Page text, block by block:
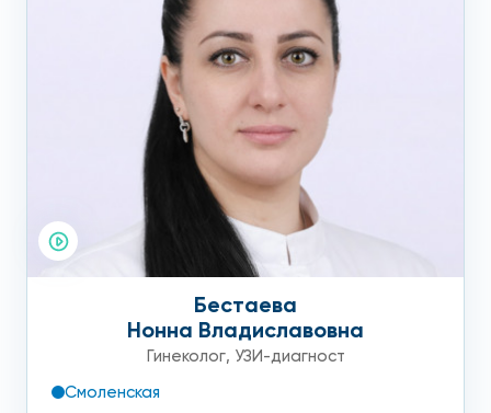
Бестаева
Нонна Владиславовна
Гинеколог, УЗИ-диагност
Смоленская